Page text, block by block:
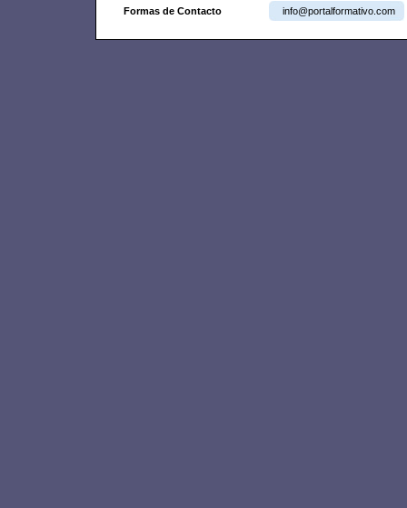
Formas de Contacto info@portalformativo.com